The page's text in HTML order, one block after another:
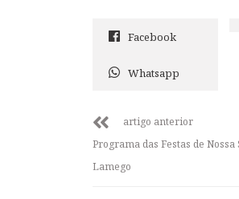
Facebook
Whatsapp
artigo anterior
Programa das Festas de
Lamego